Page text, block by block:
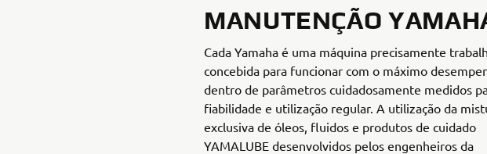
MANUTENÇÃO
Cada Yamaha é uma máquina precisamente
concebida para funcionar com o máximo
dentro de parâmetros cuidadosamente medidos
fiabilidade e utilização regular. A utilização da
exclusiva de óleos, fluidos e produtos de cuidado
YAMALUBE desenvolvidos pelos engenheiros da